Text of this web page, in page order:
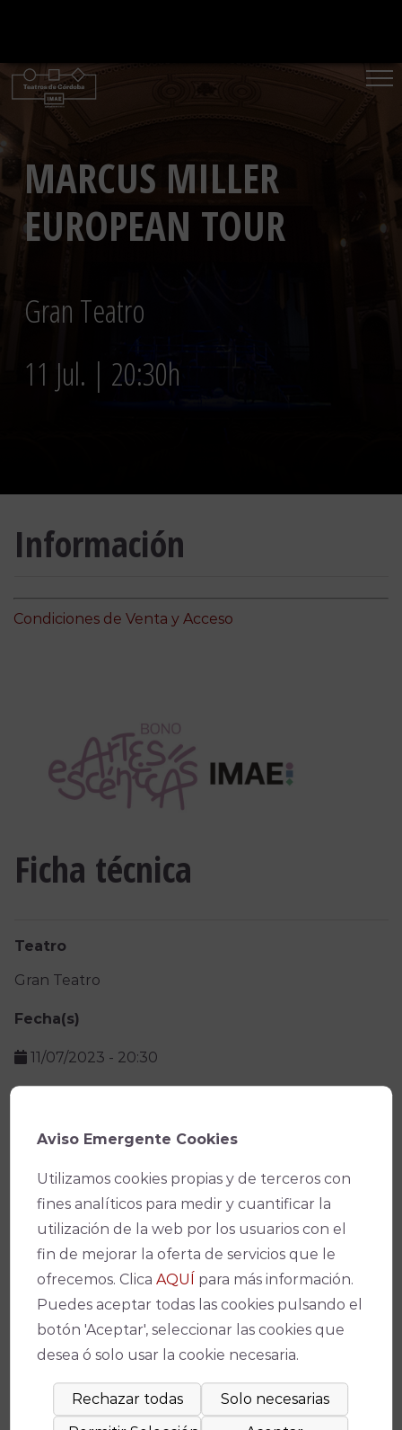
contenido
MARCUS MILLER
EUROPEAN TOUR
Gran Teatro
11 Jul. | 20:30h
Información
Condiciones de Venta y Acceso
Ficha técnica
Teatro
Gran Teatro
Fecha(s)
11/07/2023 - 20:30
Facebook
X WhatsApp
Email
Copy
Link
Espectáculos relacionados
No se ha encontrado un evento relacionado.
Aviso Emergente Cookies
Utilizamos cookies propias y de terceros con
fines analíticos para medir y cuantificar la
utilización de la web por los usuarios con el
fin de mejorar la oferta de servicios que le
ofrecemos. ClicaAQUÍ para más información.
Puedes aceptar todas las cookies pulsando el
botón 'Aceptar', seleccionar las cookies que
desea ó solo usar la cookie necesaria.